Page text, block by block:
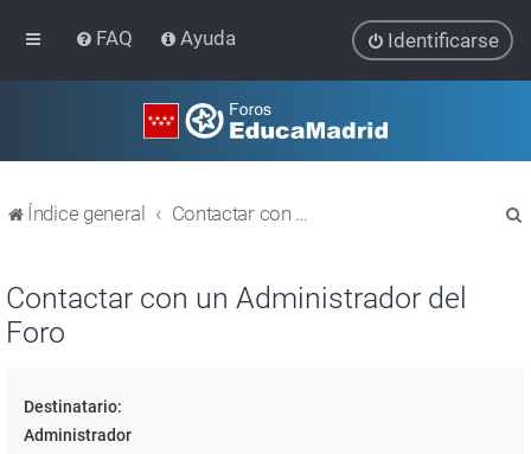
FAQ Ayuda Identificarse
Índice general Contactar con un Administrador del Foro
Contactar con un Administrador del
Foro
Destinatario:
Administrador